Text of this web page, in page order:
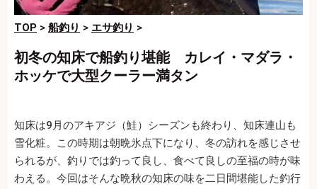
TOP > 船釣り > エサ釣り >
初冬の知床で船釣り堪能 カレイ・マダラ・
ホッケで大型クーラー満タン
知床は9月のアキアジ（鮭）シーズンも終わり、知床連山も
雪化粧。この時期は朝晩氷点下になり、冬の訪れを感じさせ
られるが、釣りでは釣って良し、食べて良しの至福の時が味
わえる。今回はそんな晩秋の知床の味を二日間堪能した釣行